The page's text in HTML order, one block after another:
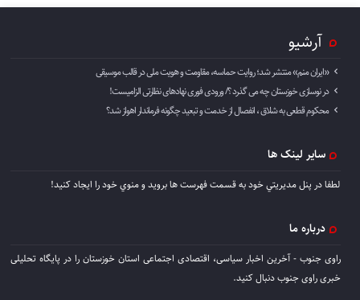
آرشیو
«ایران منم» منتشر شد؛ روایت حماسه، مقاومت و هویت ملی در قالب موسیقی
در نوسازی خوزستان چه می گذرد ؟/ ورودی فوری نهادهای نظارتی الزامیست!
محکوم قطعی به شلاق ، انفصال از خدمت و تبعید چگونه فرماندار اهواز شد؟
سایر لینک ها
لطفا در پنل مديريتي خود به قسمت فهرست ها برويد و منوي خود را ايجاد كنيد!
درباره ما
راوی جنوب - آخرین اخبار سیاسی، اقتصادی اجتماعی استان خوزستان را در پایگاه تحلیلی
خبری راوی جنوب دنبال کنید.